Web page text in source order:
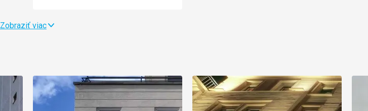
Zobraziť viac